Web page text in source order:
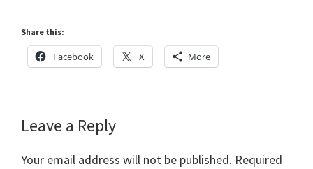
Share this:
Facebook X More
Reader
Interactions
Leave a Reply
Your email address will not be published. Required